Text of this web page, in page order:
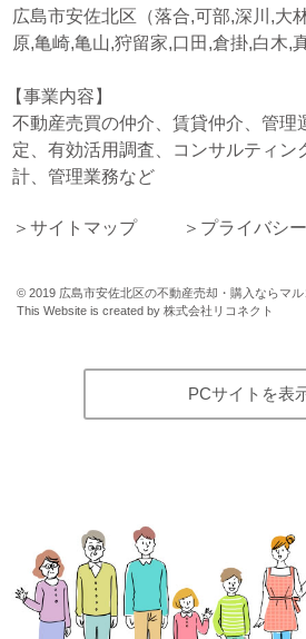
広島市安佐北区（落合,可部,深川,大
原,亀崎,亀山,狩留家,口田,倉掛,白木,
事業内容
不動産売買の仲介、賃貸仲介、管理
定、有効活用調査、コンサルティン
計、管理業務など
サイトマップ プライバシ
© 2019 広島市安佐北区の不動産売却・購入ならマ
This Website is created by 株式会社リコネクト
PCサイトを表